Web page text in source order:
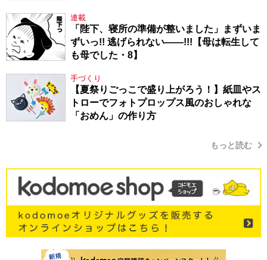
連載
「陛下、寝所の準備が整いました」まずいま
ずいっ!! 逃げられない――!!!【母は転生して
も母でした・8】
手づくり
【夏祭りごっこで盛り上がろう！】紙皿やス
トローでフォトプロップス風のおしゃれな
「おめん」の作り方
もっと読む